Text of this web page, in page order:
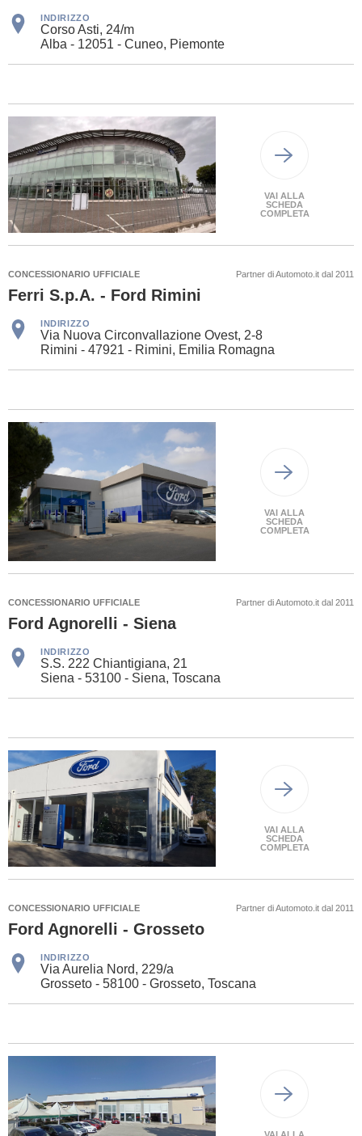
INDIRIZZO
Corso Asti, 24/m
Alba - 12051 - Cuneo, Piemonte
VAI ALLA
SCHEDA
COMPLETA
CONCESSIONARIO UFFICIALE Partner di Automoto.it dal 2011
Ferri S.p.A. - Ford Rimini
INDIRIZZO
Via Nuova Circonvallazione Ovest, 2-8
Rimini - 47921 - Rimini, Emilia Romagna
VAI ALLA
SCHEDA
COMPLETA
CONCESSIONARIO UFFICIALE Partner di Automoto.it dal 2011
Ford Agnorelli - Siena
INDIRIZZO
S.S. 222 Chiantigiana, 21
Siena - 53100 - Siena, Toscana
VAI ALLA
SCHEDA
COMPLETA
CONCESSIONARIO UFFICIALE Partner di Automoto.it dal 2011
Ford Agnorelli - Grosseto
INDIRIZZO
Via Aurelia Nord, 229/a
Grosseto - 58100 - Grosseto, Toscana